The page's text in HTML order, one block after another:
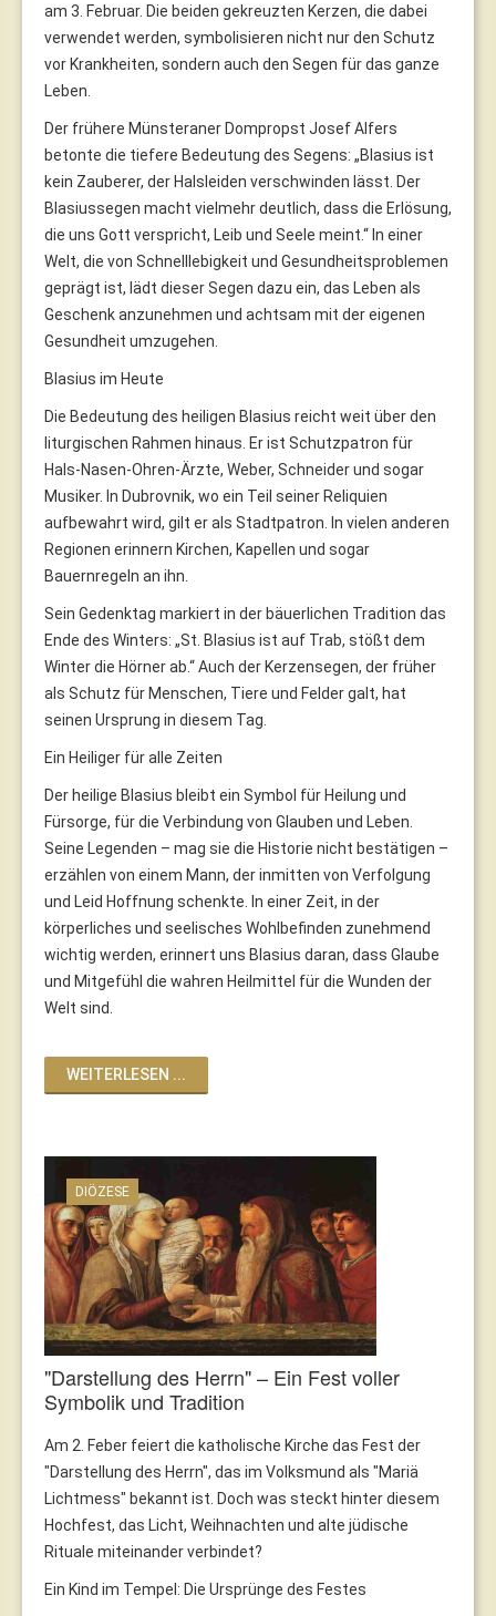
am 3. Februar. Die beiden gekreuzten Kerzen, die dabei
verwendet werden, symbolisieren nicht nur den Schutz
vor Krankheiten, sondern auch den Segen für das ganze
Leben.
Der frühere Münsteraner Dompropst Josef Alfers
betonte die tiefere Bedeutung des Segens: „Blasius ist
kein Zauberer, der Halsleiden verschwinden lässt. Der
Blasiussegen macht vielmehr deutlich, dass die Erlösung,
die uns Gott verspricht, Leib und Seele meint.“ In einer
Welt, die von Schnelllebigkeit und Gesundheitsproblemen
geprägt ist, lädt dieser Segen dazu ein, das Leben als
Geschenk anzunehmen und achtsam mit der eigenen
Gesundheit umzugehen.
Blasius im Heute
Die Bedeutung des heiligen Blasius reicht weit über den
liturgischen Rahmen hinaus. Er ist Schutzpatron für
Hals-Nasen-Ohren-Ärzte, Weber, Schneider und sogar
Musiker. In Dubrovnik, wo ein Teil seiner Reliquien
aufbewahrt wird, gilt er als Stadtpatron. In vielen anderen
Regionen erinnern Kirchen, Kapellen und sogar
Bauernregeln an ihn.
Sein Gedenktag markiert in der bäuerlichen Tradition das
Ende des Winters: „St. Blasius ist auf Trab, stößt dem
Winter die Hörner ab.“ Auch der Kerzensegen, der früher
als Schutz für Menschen, Tiere und Felder galt, hat
seinen Ursprung in diesem Tag.
Ein Heiliger für alle Zeiten
Der heilige Blasius bleibt ein Symbol für Heilung und
Fürsorge, für die Verbindung von Glauben und Leben.
Seine Legenden – mag sie die Historie nicht bestätigen –
erzählen von einem Mann, der inmitten von Verfolgung
und Leid Hoffnung schenkte. In einer Zeit, in der
körperliches und seelisches Wohlbefinden zunehmend
wichtig werden, erinnert uns Blasius daran, dass Glaube
und Mitgefühl die wahren Heilmittel für die Wunden der
Welt sind.
WEITERLESEN ...
DIÖZESE
"Darstellung des Herrn" – Ein Fest voller
Symbolik und Tradition
Am 2. Feber feiert die katholische Kirche das Fest der
"Darstellung des Herrn", das im Volksmund als "Mariä
Lichtmess" bekannt ist. Doch was steckt hinter diesem
Hochfest, das Licht, Weihnachten und alte jüdische
Rituale miteinander verbindet?
Ein Kind im Tempel: Die Ursprünge des Festes